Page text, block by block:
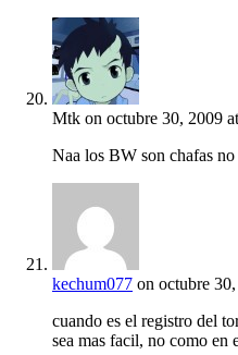
Mtk on octubre 30, 2009
Naa los BW son chafas
kechum077 on octubre
cuando es el registro del
sea mas facil, no como en